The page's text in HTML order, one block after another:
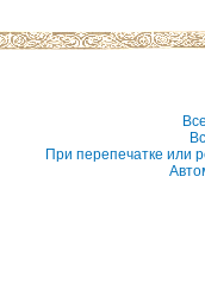
При перепечатке или